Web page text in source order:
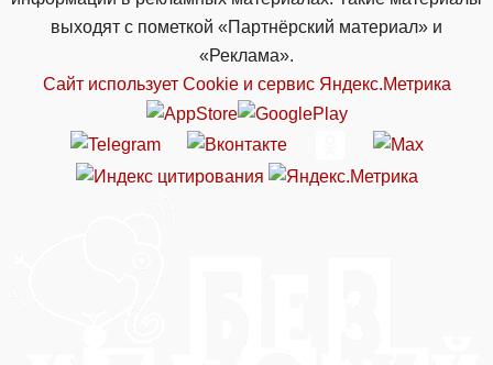
выходят с пометкой «Партнёрский материал» и
«Реклама».
Сайт использует Cookie и сервиc Яндекс.Метрика